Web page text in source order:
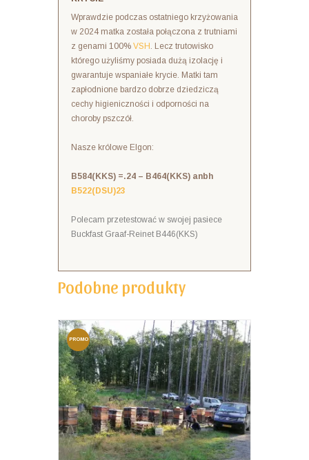
Wprawdzie podczas ostatniego krzyżowania
w 2024 matka została połączona z trutniami
z genami 100% VSH . Lecz trutowisko
którego użyliśmy posiada dużą izolację i
gwarantuje wspaniałe krycie. Matki tam
zapłodnione bardzo dobrze dziedziczą
cechy higieniczności i odporności na
choroby pszczół.
Nasze królowe Elgon:
B584(KKS) =.24 – B464(KKS) anbh
B522(DSU)23
Polecam przetestować w swojej pasiece
Buckfast Graaf-Reinet B446(KKS)
Podobne produkty
PROMO
CJA!